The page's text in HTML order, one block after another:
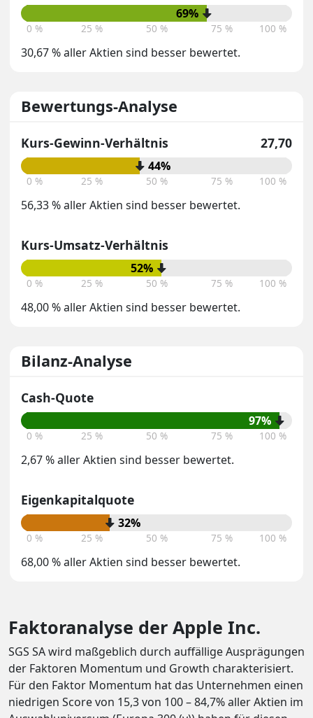
69%
0 % 25 % 50 % 75 % 100 %
30,67 % aller Aktien sind besser bewertet.
Bewertungs-Analyse
Kurs-Gewinn-Verhältnis 27,70
44%
0 % 25 % 50 % 75 % 100 %
56,33 % aller Aktien sind besser bewertet.
Kurs-Umsatz-Verhältnis
52%
0 % 25 % 50 % 75 % 100 %
48,00 % aller Aktien sind besser bewertet.
Bilanz-Analyse
Cash-Quote
97%
0 % 25 % 50 % 75 % 100 %
2,67 % aller Aktien sind besser bewertet.
Eigenkapitalquote
32%
0 % 25 % 50 % 75 % 100 %
68,00 % aller Aktien sind besser bewertet.
Faktoranalyse der Apple Inc.
SGS SA wird maßgeblich durch auffällige Ausprägungen
der Faktoren Momentum und Growth charakterisiert.
Für den Faktor Momentum hat das Unternehmen einen
niedrigen Score von 15,3 von 100 – 84,7% aller Aktien im